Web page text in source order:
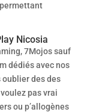
Nicosia
7Mojos sauf
dédiés avec nos
des des
pas vrai
ou p’allogènes